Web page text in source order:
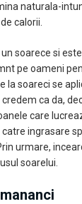
naturala-
calorii.
soarece si
pe oameni
soareci se
ca da,
care
ingrasare
urmare,
soarelui.